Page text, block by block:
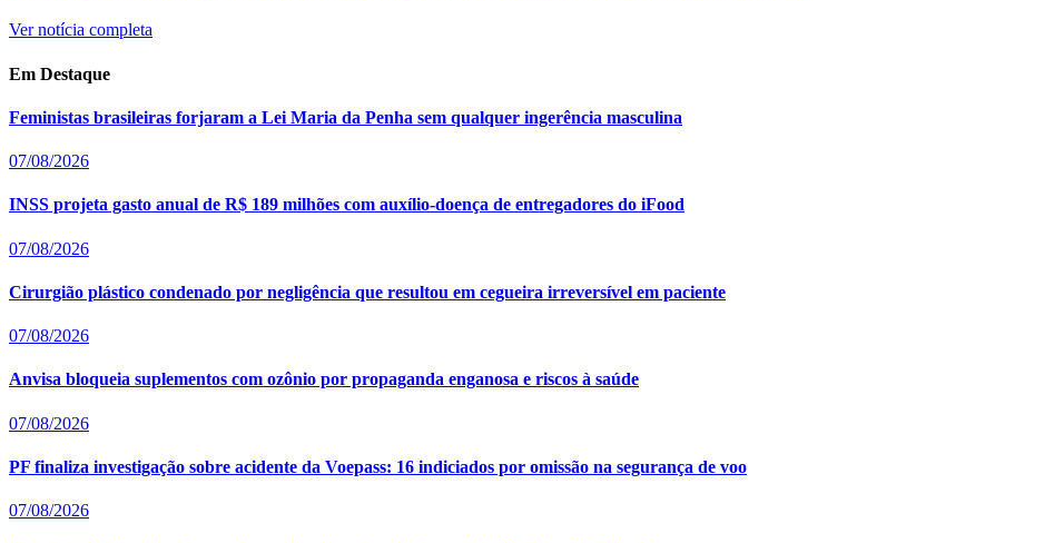
Ver notícia completa
Em Destaque
Feministas brasileiras forjaram a Lei Maria da Penha sem qualquer ingerência masculina
07/08/2026
INSS projeta gasto anual de R$ 189 milhões com auxílio-doença de entregadores do iFood
07/08/2026
Cirurgião plástico condenado por negligência que resultou em cegueira irreversível em paciente
07/08/2026
Anvisa bloqueia suplementos com ozônio por propaganda enganosa e riscos à saúde
07/08/2026
PF finaliza investigação sobre acidente da Voepass: 16 indiciados por omissão na segurança de voo
07/08/2026